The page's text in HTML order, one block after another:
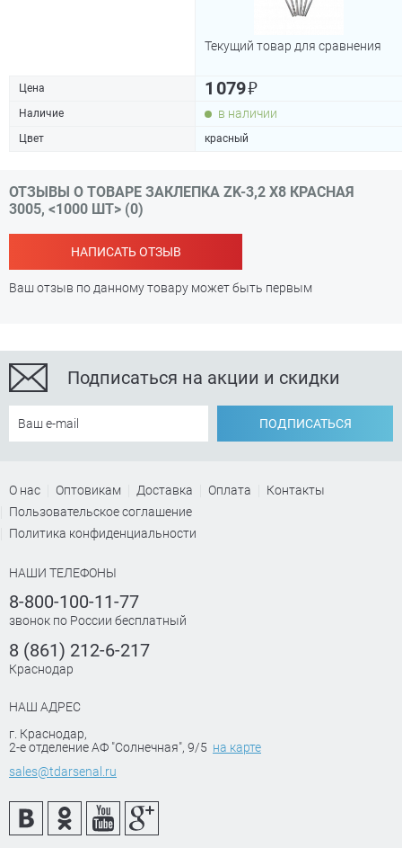
Текущий товар для сравнения
Цена 1 079₽
Наличие в наличии
Цвет красный
ОТЗЫВЫ О ТОВАРЕ ЗАКЛЕПКА ZK-3,2 Х8 КРАСНАЯ
3005, <1000 ШТ> (0)
НАПИСАТЬ ОТЗЫВ
Ваш отзыв по данному товару может быть первым
Подписаться на акции и скидки
ПОДПИСАТЬСЯ
О нас Оптовикам Доставка Оплата
Контакты
Пользовательское соглашение
Политика конфиденциальности
НАШИ ТЕЛЕФОНЫ
8-800-100-11-77
звонок по России бесплатный
8 (861) 212-6-217
Краснодар
НАШ АДРЕС
г. Краснодар,
2-е отделение АФ "Солнечная", 9/5 на карте
sales@tdarsenal.ru